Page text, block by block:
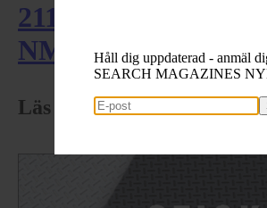
211 unga seglare
NM i Stenungsund
Läs senaste numret
Håll dig uppdaterad - anmäl
SEARCH MAGAZINES